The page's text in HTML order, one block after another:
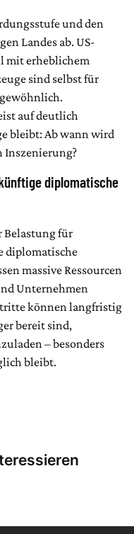
und den
Landes ab. US-
mit erheblichem
sind selbst für
auf deutlich
bleibt: Ab wann wird
Inszenierung?
diplomatische
Belastung für
diplomatische
massive Ressourcen
Unternehmen
können langfristig
bereit sind,
– besonders
bleibt.